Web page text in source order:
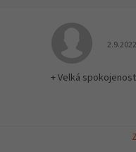
z 5 hvězdiček. 2.9.2022
+ Velká spokojenost